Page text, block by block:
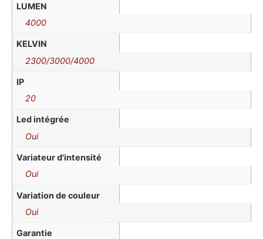
LUMEN
4000
KELVIN
2300/3000/4000
IP
20
Led intégrée
Oui
Variateur d'intensité
Oui
Variation de couleur
Oui
Garantie